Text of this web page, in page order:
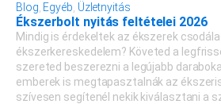
Blog Egyéb Üzletnyitás
Ékszerbolt nyitás feltételei 2026
Mindig is érdekeltek az ékszerek
ékszerkereskedelem? Követed a
szereted beszerezni a legújabb
emberek is megtapasztalnák az
szívesen segítenél nekik kiválasztani a